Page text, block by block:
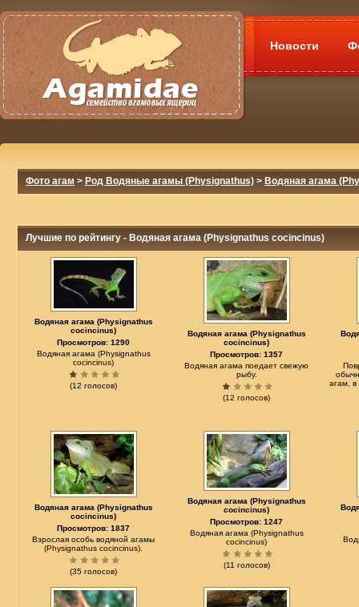
Новости
Фото агам > Род Водяные агамы (Physignathus) > Водяная агама
Лучшие по рейтингу - Водяная агама (Physignathus cocincinus)
Водяная агама (Physignathus
cocincinus)
Просмотров: 1290
Водяная агама (Physignathus
cocincinus)
(12 голосов)
Водяная агама (Physignathus
cocincinus)
Просмотров: 1357
Водяная агама поедает свежую
рыбу.
(12 голосов)
агам, в
Водяная агама (Physignathus
cocincinus)
Просмотров: 1837
Взрослая особь водяной агамы
(Physignathus cocincinus).
(35 голосов)
Водяная агама (Physignathus
cocincinus)
Просмотров: 1247
Водяная агама (Physignathus
cocincinus)
(11 голосов)